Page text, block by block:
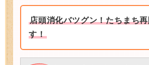
店頭消化バツグン！たちまち
す！